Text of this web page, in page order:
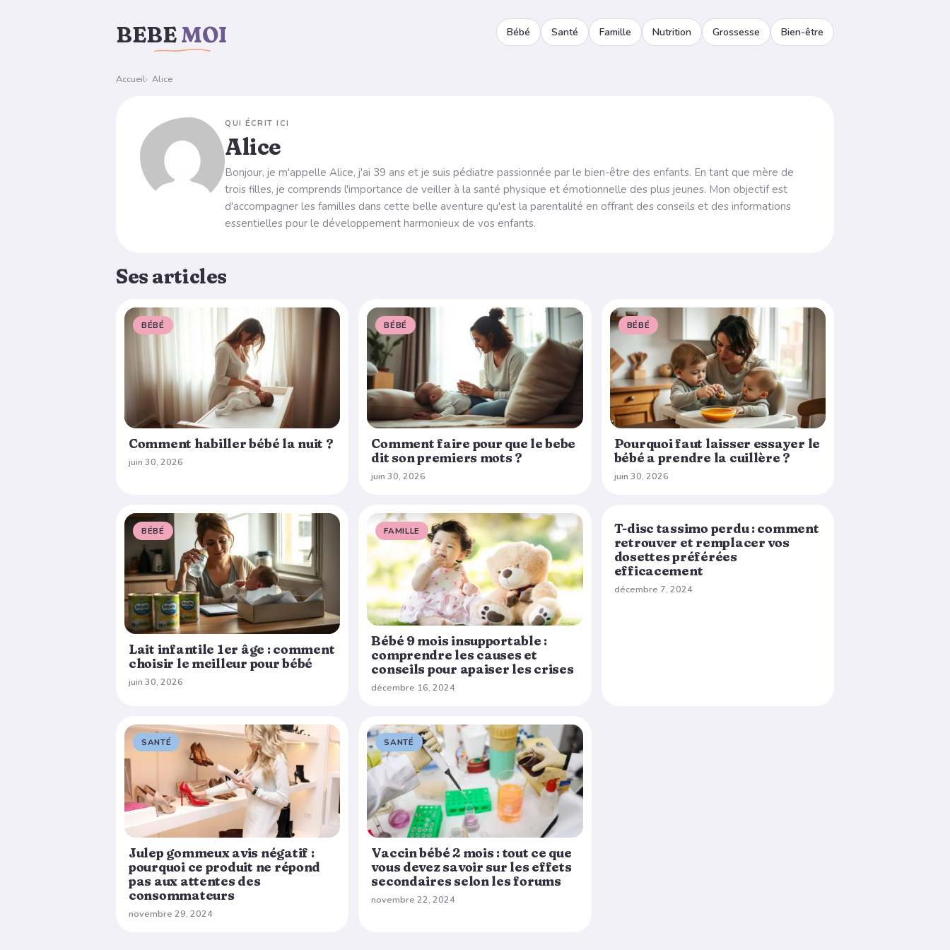
BEBEMOI Bébé Santé Famille Nutrition Grossesse Bien-être
Accueil Alice
QUI ÉCRIT ICI
Alice
Bonjour, je m'appelle Alice, j'ai 39 ans et je suis pédiatre passionnée par le bien-être des enfants. En tant que mère de
trois filles, je comprends l'importance de veiller à la santé physique et émotionnelle des plus jeunes. Mon objectif est
d'accompagner les familles dans cette belle aventure qu'est la parentalité en offrant des conseils et des informations
essentielles pour le développement harmonieux de vos enfants.
Ses articles
BÉBÉ
Comment habiller bébé la nuit ?
juin 30, 2026
BÉBÉ
Comment faire pour que le bebe
dit son premiers mots ?
juin 30, 2026
BÉBÉ
Pourquoi faut laisser essayer le
bébé a prendre la cuillère ?
juin 30, 2026
BÉBÉ
Lait infantile 1er âge : comment
choisir le meilleur pour bébé
juin 30, 2026
FAMILLE
Bébé 9 mois insupportable :
comprendre les causes et
conseils pour apaiser les crises
décembre 16, 2024
NUTRITION
T-disc tassimo perdu : comment
retrouver et remplacer vos
dosettes préférées
efficacement
décembre 7, 2024
SANTÉ
Julep gommeux avis négatif :
pourquoi ce produit ne répond
pas aux attentes des
consommateurs
novembre 29, 2024
SANTÉ
Vaccin bébé 2 mois : tout ce que
vous devez savoir sur les effets
secondaires selon les forums
novembre 22, 2024